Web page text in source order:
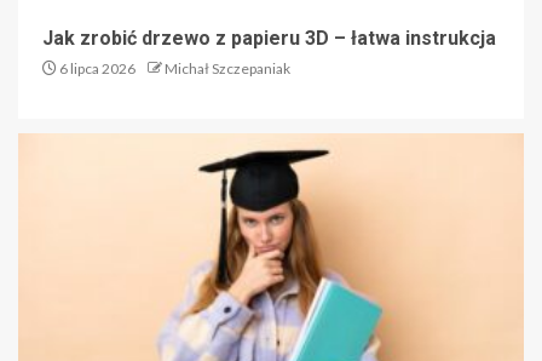
Jak zrobić drzewo z papieru 3D – łatwa instrukcja
6 lipca 2026 Michał Szczepaniak